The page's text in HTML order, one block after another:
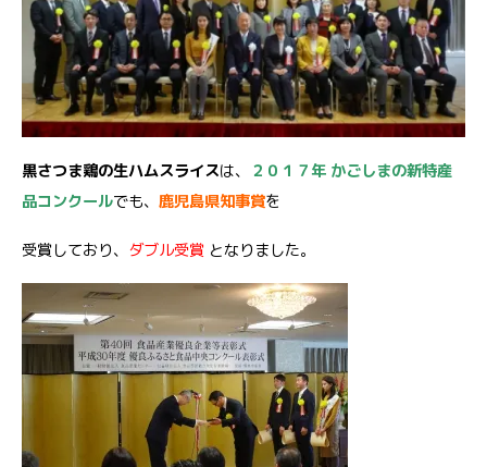
黒さつま鶏の生ハムスライスは、 ２０１７年 かごしまの新特産
品コンクールでも、 鹿児島県知事賞を
受賞しており、 ダブル受賞 となりました。